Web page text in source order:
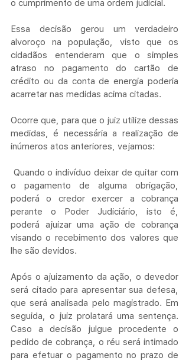
o cumprimento de uma ordem judicial.
Essa decisão gerou um verdadeiro
alvoroço na população, visto que os
cidadãos entenderam que o simples
atraso no pagamento do cartão de
crédito ou da conta de energia poderia
acarretar nas medidas acima citadas.
Ocorre que, para que o juiz utilize dessas
medidas, é necessária a realização de
inúmeros atos anteriores, vejamos:
o pagamento de alguma obrigação,
poderá o credor exercer a cobrança
perante o Poder Judiciário, isto é,
poderá ajuizar uma ação de cobrança
visando o recebimento dos valores que
lhe são devidos.
Após o ajuizamento da ação, o devedor
será citado para apresentar sua defesa,
que será analisada pelo magistrado. Em
seguida, o juiz prolatará uma sentença.
Caso a decisão julgue procedente o
pedido de cobrança, o réu será intimado
para efetuar o pagamento no prazo de